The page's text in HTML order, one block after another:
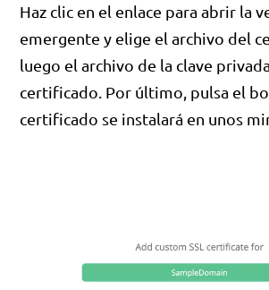
Haz clic en el enlace para abrir la
emergente y elige el archivo del
luego el archivo de la clave
certificado. Por último, pulsa el
certificado se instalará en unos